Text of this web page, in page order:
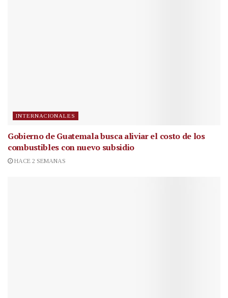
INTERNACIONALES
Gobierno de Guatemala busca aliviar el costo de los
combustibles con nuevo subsidio
HACE 2 SEMANAS